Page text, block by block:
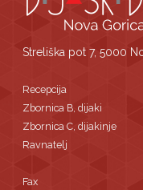
Streliška pot 7, 5000
Recepcija
Zbornica B, dijaki
Zbornica C, dijakinje
Ravnatelj
Fax